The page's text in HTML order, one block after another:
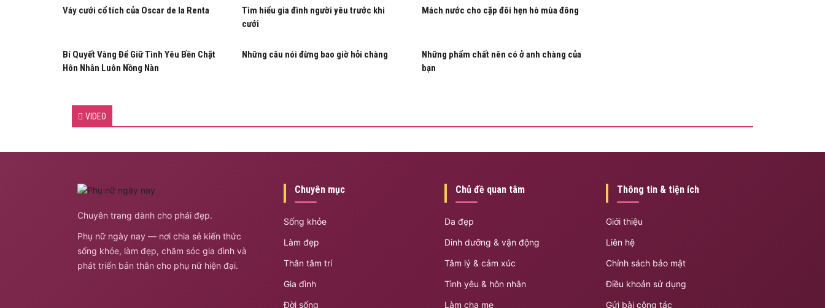
Váy cưới cổ tích của Oscar de la Renta
Tìm hiểu gia đình người yêu trước khi
cưới
Mách nước cho cặp đôi hẹn hò mùa đông
Bí Quyết Vàng Để Giữ Tình Yêu Bền Chặt
Hôn Nhân Luôn Nồng Nàn
Những câu nói đừng bao giờ hỏi chàng
Những phẩm chất nên có ở anh chàng của
bạn
VIDEO
Chuyên trang dành cho phái đẹp.
Phụ nữ ngày nay — nơi chia sẻ kiến thức
sống khỏe, làm đẹp, chăm sóc gia đình và
phát triển bản thân cho phụ nữ hiện đại.
Chuyên mục
Sống khỏe
Làm đẹp
Thân tâm trí
Gia đình
Đời sống
Chủ đề quan tâm
Da đẹp
Dinh dưỡng & vận động
Tâm lý & cảm xúc
Tình yêu & hôn nhân
Làm cha mẹ
Thông tin & tiện ích
Giới thiệu
Liên hệ
Chính sách bảo mật
Điều khoản sử dụng
Gửi bài cộng tác